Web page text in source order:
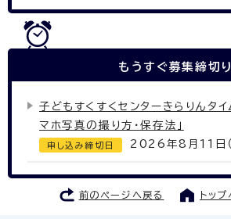
もうすぐ募集締切り
子どもすくすくセンターきらりんタイ
マホ写真の撮り方・保存法」
申し込み締切日 2026年8月11日（
前のページへ戻る トッ